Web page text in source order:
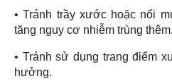
• Tránh trầy xước hoặc nổi
tăng nguy cơ nhiễm trùng thêm.
• Tránh sử dụng trang điểm
hưởng.